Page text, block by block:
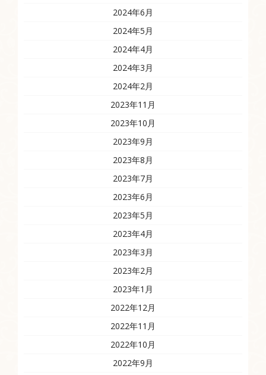
2024年6月
2024年5月
2024年4月
2024年3月
2024年2月
2023年11月
2023年10月
2023年9月
2023年8月
2023年7月
2023年6月
2023年5月
2023年4月
2023年3月
2023年2月
2023年1月
2022年12月
2022年11月
2022年10月
2022年9月